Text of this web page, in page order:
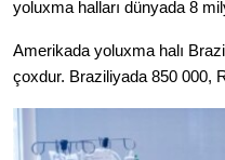
yoluxma halları dünyada 8
Amerikada yoluxma halı
çoxdur. Braziliyada 850 000,